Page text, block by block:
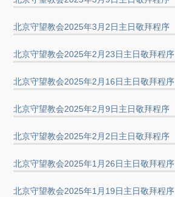
北京守望教会2025年3月2日主日敬拜程序
北京守望教会2025年2月23日主日敬拜程序
北京守望教会2025年2月16日主日敬拜程序
北京守望教会2025年2月9日主日敬拜程序
北京守望教会2025年2月2日主日敬拜程序
北京守望教会2025年1月26日主日敬拜程序
北京守望教会2025年1月19日主日敬拜程序